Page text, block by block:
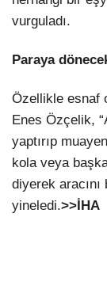
vurguladı.
Paraya
Özellikle esnaf
Enes Özçelik,
yaptırıp
kola veya
diyerek
yineledi.>>İHA